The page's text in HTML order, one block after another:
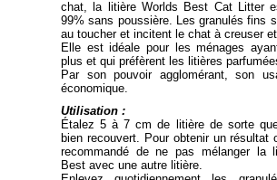
chat, la litière Worlds Best Cat Litter
99% sans poussière. Les granulés fins
au toucher et incitent le chat à creuser
Elle est idéale pour les ménages
plus et qui préfèrent les litières
Par son pouvoir agglomérant, son
économique.
Utilisation :
Étalez 5 à 7 cm de litière de sorte
bien recouvert. Pour obtenir un résultat
recommandé de ne pas mélanger la
Best avec une autre litière.